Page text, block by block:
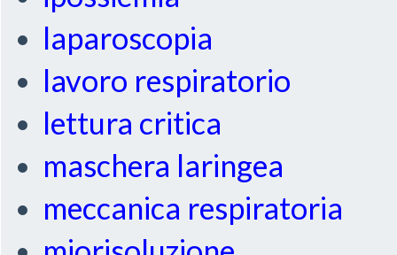
laparoscopia
lavoro respiratorio
lettura critica
maschera laringea
meccanica respiratoria